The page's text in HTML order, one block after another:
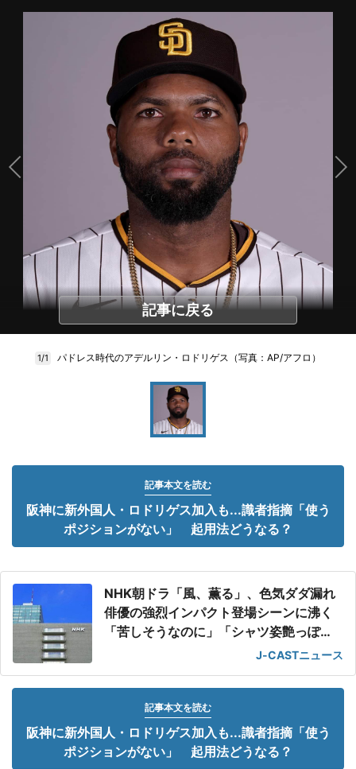
記事に戻る
1/1 パドレス時代のアデルリン・ロドリゲス（写真：AP/アフロ）
記事本文を読む
阪神に新外国人・ロドリゲス加入も...識者指摘「使う
ポジションがない」 起用法どうなる？
NHK朝ドラ「風、薫る」、色気ダダ漏れ
俳優の強烈インパクト登場シーンに沸く
「苦しそうなのに」「シャツ姿艶っぽ
J-CASTニュース
記事本文を読む
阪神に新外国人・ロドリゲス加入も...識者指摘「使う
ポジションがない」 起用法どうなる？